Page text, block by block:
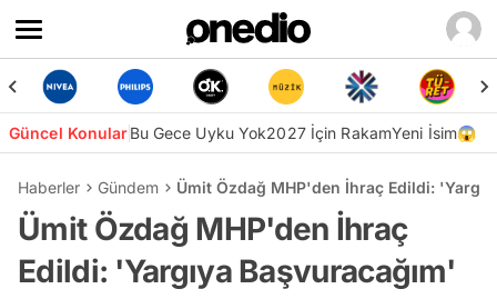
Güncel KonularBu Gece Uyku Yok2027 İçin RakamYeni İsim😱
Haberler Gündem Ümit Özdağ MHP'den İhraç Edildi:
Ümit Özdağ MHP'den İhraç
Edildi: 'Yargıya Başvuracağım'